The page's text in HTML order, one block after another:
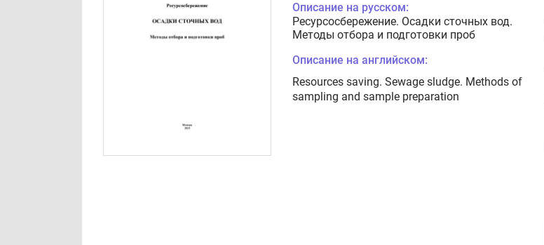
Описание на русском:
Ресурсосбережение. Осадки сточных вод.
Методы отбора и подготовки проб
Описание на английском:
Resources saving. Sewage sludge. Methods of
sampling and sample preparation